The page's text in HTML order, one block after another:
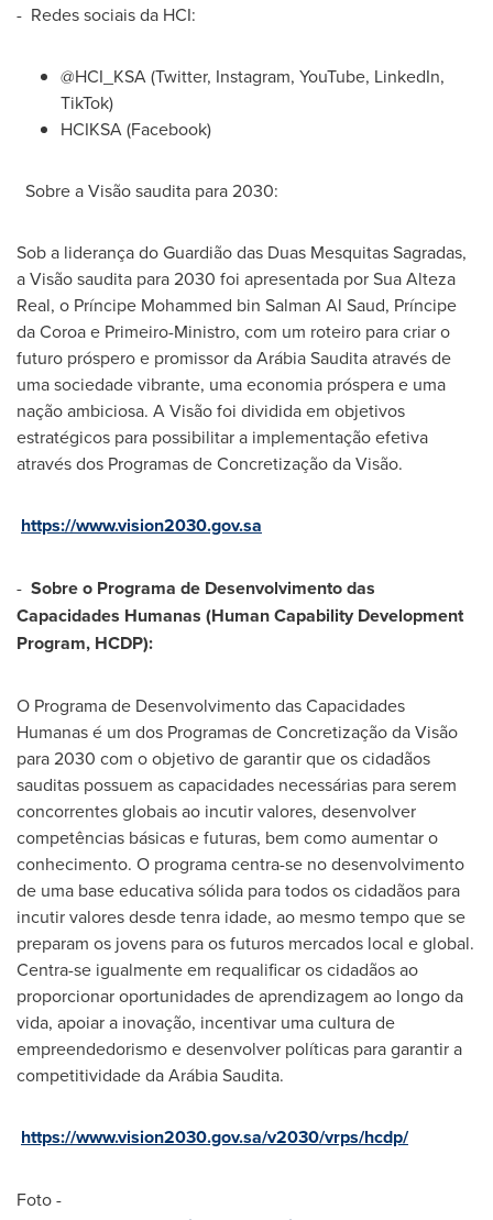
- Redes sociais da HCI:
@HCI_KSA (Twitter, Instagram, YouTube, LinkedIn,
TikTok)
HCIKSA (Facebook)
Sobre a Visão saudita para 2030:
Sob a liderança do Guardião das Duas Mesquitas Sagradas,
a Visão saudita para 2030 foi apresentada porSua Alteza
Real, o Príncipe Mohammed bin Salman Al Saud, Príncipe
da Coroa e Primeiro-Ministro, com um roteiro para criar o
futuro próspero e promissor da Arábia Saudita através de
uma sociedade vibrante, uma economia próspera e uma
nação ambiciosa. A Visão foi dividida em objetivos
estratégicos para possibilitar a implementação efetiva
através dos Programas de Concretização da Visão.
https://www.vision2030.gov.sa
- Sobre o Programa de Desenvolvimento das
Capacidades Humanas (Human Capability Development
Program, HCDP):
O Programa de Desenvolvimento das Capacidades
Humanas é um dos Programas de Concretização da Visão
para 2030 com o objetivo de garantir que os cidadãos
sauditas possuem as capacidades necessárias para serem
concorrentes globais ao incutir valores, desenvolver
competências básicas e futuras, bem como aumentar o
conhecimento. O programa centra-se no desenvolvimento
de uma base educativa sólida para todos os cidadãos para
incutir valores desde tenra idade, ao mesmo tempo que se
preparam os jovens para os futuros mercados local e global.
Centra-se igualmente em requalificar os cidadãos ao
proporcionar oportunidades de aprendizagem ao longo da
vida, apoiar a inovação, incentivar uma cultura de
empreendedorismo e desenvolver políticas para garantir a
competitividade da Arábia Saudita.
https://www.vision2030.gov.sa/v2030/vrps/hcdp/
Foto -